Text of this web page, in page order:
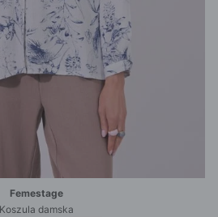
Femestage
Koszula damska